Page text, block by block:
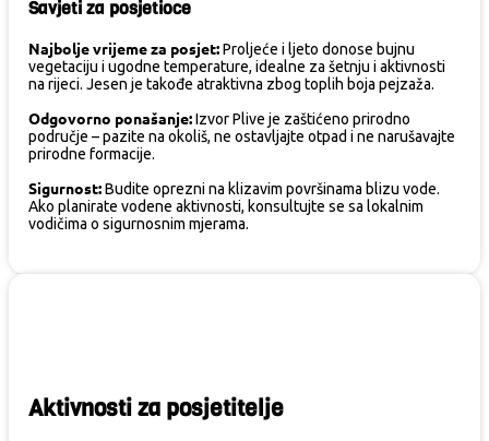
Savjeti za posjetioce
Najbolje vrijeme za posjet:Proljeće i ljeto donose bujnu
vegetaciju i ugodne temperature, idealne za šetnju i aktivnosti
na rijeci. Jesen je takođe atraktivna zbog toplih boja pejzaža.
Odgovorno ponašanje:Izvor Plive je zaštićeno prirodno
područje – pazite na okoliš, ne ostavljajte otpad i ne narušavajte
prirodne formacije.
Sigurnost:Budite oprezni na klizavim površinama blizu vode.
Ako planirate vodene aktivnosti, konsultujte se sa lokalnim
vodičima o sigurnosnim mjerama.
Aktivnosti za posjetitelje